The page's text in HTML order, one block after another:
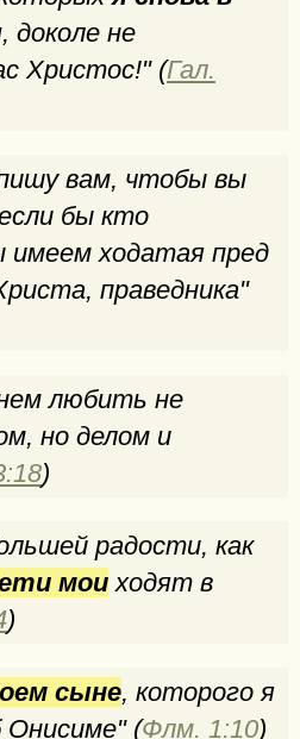
, доколе не
Христос!" (Гал.
вам, чтобы вы
бы кто
ходатая пред
праведника"
любить не
но делом и
)
радости, как
мои ходят в
)
сыне, которого я
Онисиме" (Флм. 1:10)